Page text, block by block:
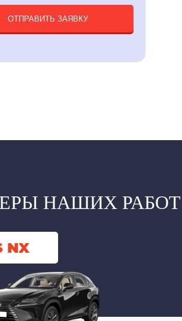
ОТПРАВИТЬ ЗАЯВКУ
НАШИХ РАБОТ
NX